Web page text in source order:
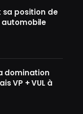
position de
automobile
domination
VP + VUL à